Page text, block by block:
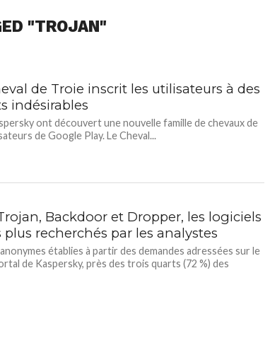
"TROJAN"
de Troie inscrit les utilisateurs à des
indésirables
ont découvert une nouvelle famille de chevaux de
de Google Play. Le Cheval...
Backdoor et Dropper, les logiciels
recherchés par les analystes
établies à partir des demandes adressées sur le
de Kaspersky, près des trois quarts (72 %) des